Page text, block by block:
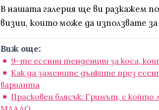
В нашата галерия ще ви разкажем
визии, които може да използвате за
Виж още:
9-те есенни тенденции за коса,
Как да замените дънките през
варианта
Прасковен блясък: Гримът, с който